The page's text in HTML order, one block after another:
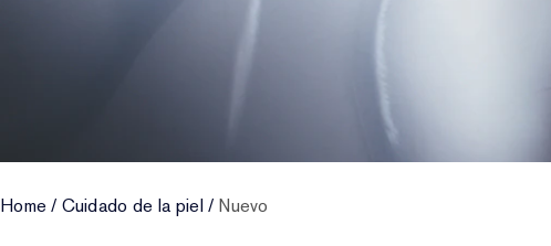
Home / Cuidado de la piel/ Nuevo